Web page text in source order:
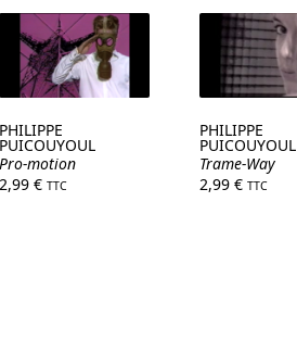
PHILIPPE
PUICOUYOUL
Pro-motion
2,99€ TTC
PHILIPPE
PUICOUYOUL
Trame-Way
2,99€ TTC